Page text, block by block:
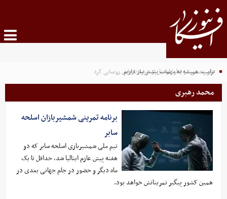
علی نعمتی در قطر؛ لوسیل از خرید تازه‌اش رونمایی کرد
ترامپ: همیشه به مهمات بیشتر نیاز داریم
محمد رهبری
برنامه تمرینی شمشیربازان اسلحه
سابر
تیم ملی شمشیربازی اسلحه سابر که دو
هفته پیش عازم ایتالیا شد، حداقل تا یک
ماه دیگر و حضور در جام جهانی بعدی در
همین کشور پیگیر تمریناتش خواهد بود.